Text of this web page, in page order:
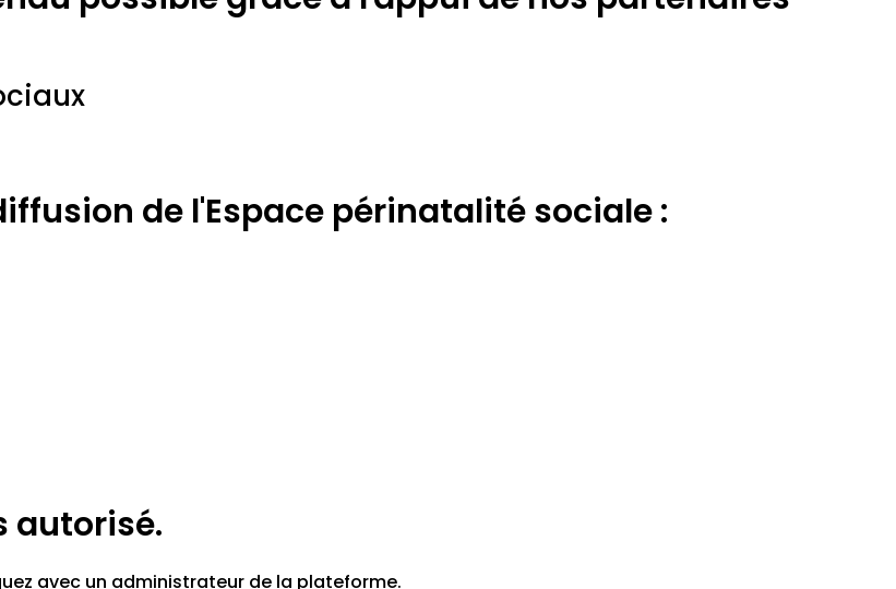
de l'Espace périnatalité sociale :
autorisé.
avec un administrateur de la plateforme.